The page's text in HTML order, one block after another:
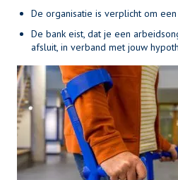
De organisatie is verplicht om
De bank eist, dat je een
afsluit, in verband met jouw